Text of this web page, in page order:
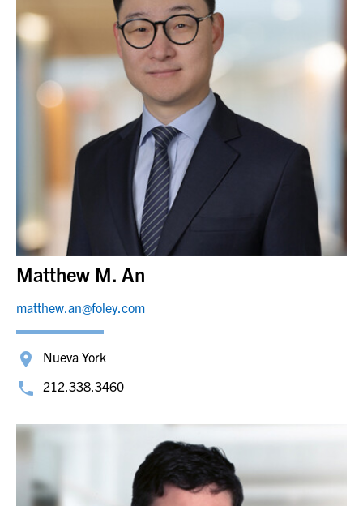
Matthew M. An
matthew.an@foley.com
Nueva York
212.338.3460